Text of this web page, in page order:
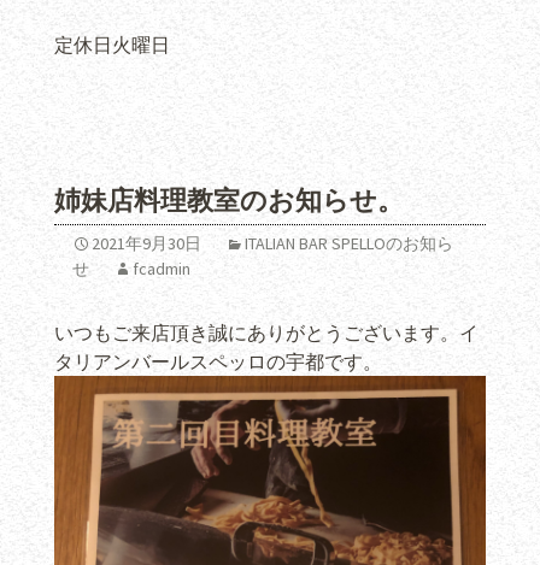
定休日火曜日
姉妹店料理教室のお知らせ。
2021年9月30日
ITALIAN BAR SPELLOのお知ら
せ
fcadmin
いつもご来店頂き誠にありがとうございます。イ
タリアンバールスペッロの宇都です。